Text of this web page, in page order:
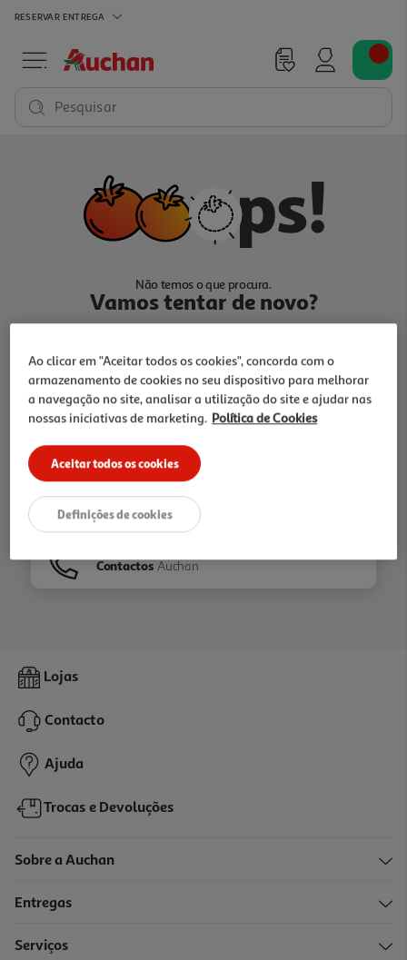
RESERVAR ENTREGA
Pesquisar
Não temos o que procura.
Vamos tentar de novo?
Ir para Homepage
Folhetos
Contactos Auchan
Lojas
Contacto
Ajuda
Trocas e Devoluções
Sobre a Auchan
Entregas
Serviços
Ao clicar em "Aceitar todos os cookies", concorda com o
armazenamento de cookies no seu dispositivo para melhorar
a navegação no site, analisar a utilização do site e ajudar nas
nossas iniciativas de marketing. Política de Cookies
Aceitar todos os cookies
Definições de cookies